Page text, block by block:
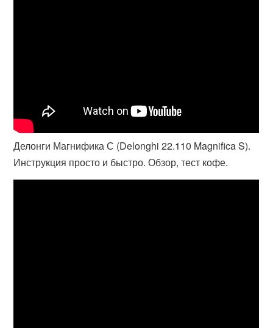
Делонги Магнифика С (Delonghi 22.110 Magnifica S).
Инструкция просто и быстро. Обзор, тест кофе.